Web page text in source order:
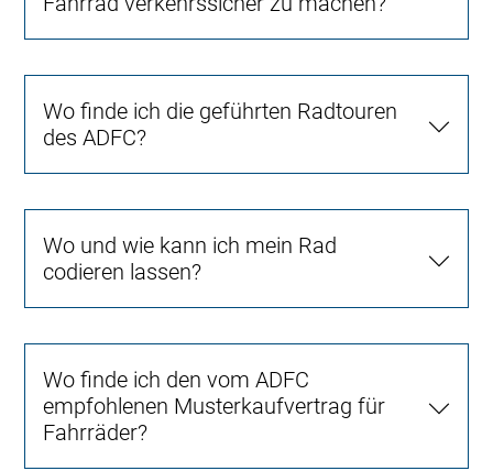
Wo finde ich die geführten Radtouren
des ADFC?
Wo und wie kann ich mein Rad
codieren lassen?
Wo finde ich den vom ADFC
empfohlenen Musterkaufvertrag für
Fahrräder?